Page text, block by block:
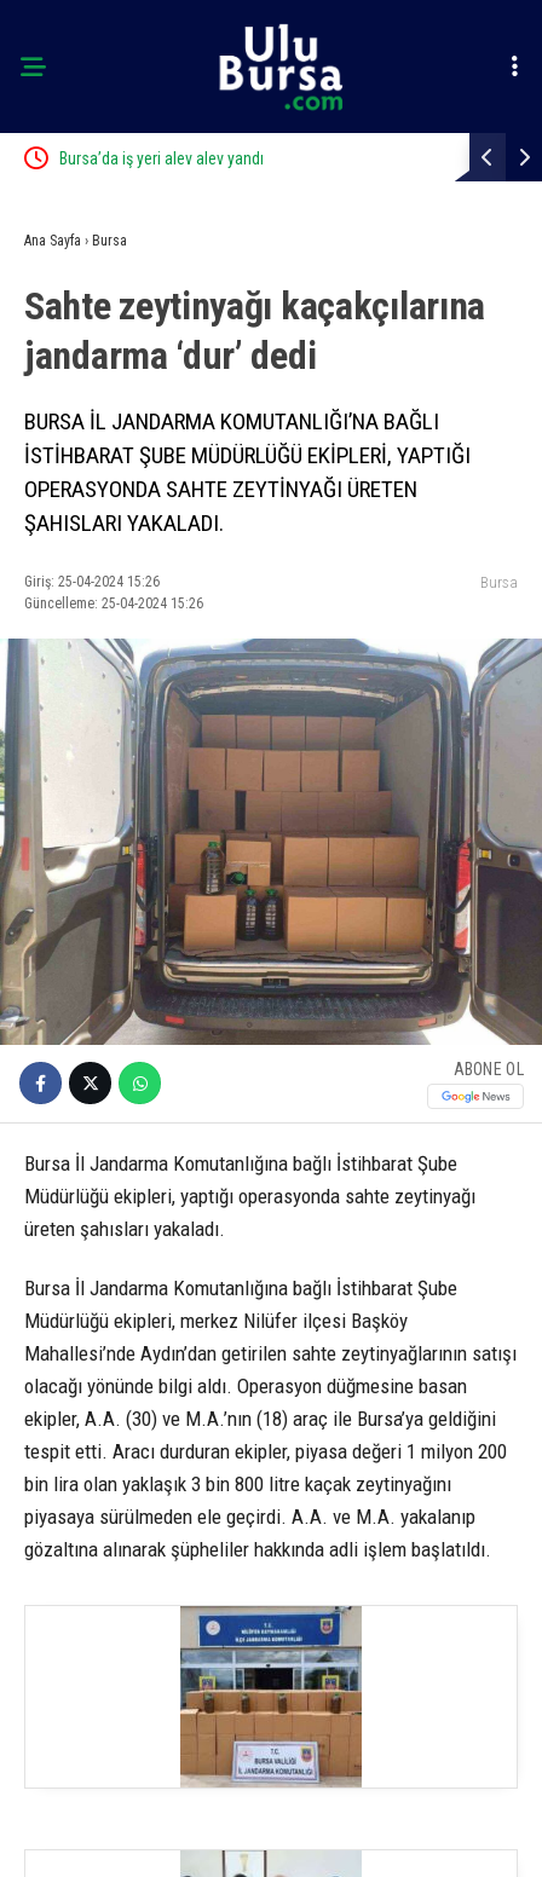
Bursa’da iş yeri alev alev yandı Elini spiral
Ana Sayfa › Bursa
Sahte zeytinyağı kaçakçılarına
jandarma ‘dur’ dedi
BURSA İL JANDARMA KOMUTANLIĞI’NA BAĞLI
İSTİHBARAT ŞUBE MÜDÜRLÜĞÜ EKİPLERİ, YAPTIĞI
OPERASYONDA SAHTE ZEYTİNYAĞI ÜRETEN
ŞAHISLARI YAKALADI.
Giriş: 25-04-2024 15:26
Güncelleme: 25-04-2024 15:26
Bursa
ABONE OL
Bursa İl Jandarma Komutanlığına bağlı İstihbarat Şube
Müdürlüğü ekipleri, yaptığı operasyonda sahte zeytinyağı
üreten şahısları yakaladı.
Bursa İl Jandarma Komutanlığına bağlı İstihbarat Şube
Müdürlüğü ekipleri, merkez Nilüfer ilçesi Başköy
Mahallesi’nde Aydın’dan getirilen sahte zeytinyağlarının satışı
olacağı yönünde bilgi aldı. Operasyon düğmesine basan
ekipler, A.A. (30) ve M.A.’nın (18) araç ile Bursa’ya geldiğini
tespit etti. Aracı durduran ekipler, piyasa değeri 1 milyon 200
bin lira olan yaklaşık 3 bin 800 litre kaçak zeytinyağını
piyasaya sürülmeden ele geçirdi. A.A. ve M.A. yakalanıp
gözaltına alınarak şüpheliler hakkında adli işlem başlatıldı.